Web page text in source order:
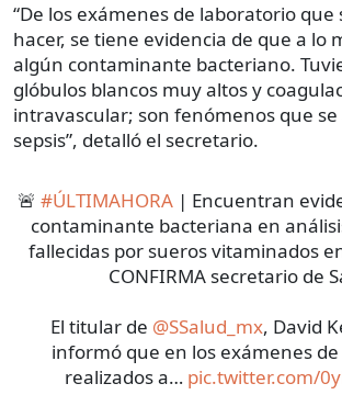
“De los exámenes de laboratorio que
hacer, se tiene evidencia de que a lo
algún contaminante bacteriano.
glóbulos blancos muy altos y
intravascular; son fenómenos que se
sepsis”, detalló el secretario.
🚨 #ÚLTIMAHORA| Encuentran
contaminante bacteriana en
fallecidas por sueros vitaminados
CONFIRMA secretario de
El titular de @SSalud_mx, David
informó que en los exámenes
realizados a… pic.twitter.com/